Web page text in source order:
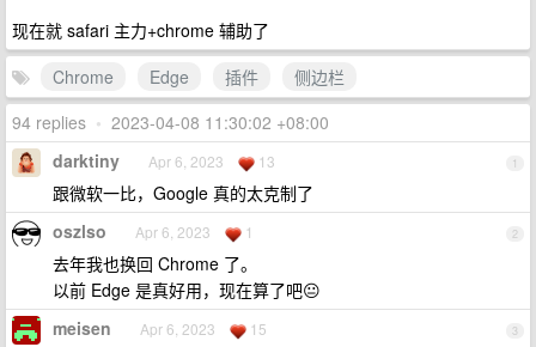
现在就 safari 主力+chrome 辅助了
Chrome
Edge 插件
侧边栏
94 replies • 2023-04-08 11:30:02 +08:00
1
darktiny Apr 6, 2023 13
跟微软一比，Google 真的太克制了
2
oszlso Apr 6, 2023 1
去年我也换回 Chrome 了。
以前 Edge 是真好用，现在算了吧😐
3
meisen Apr 6, 2023 15